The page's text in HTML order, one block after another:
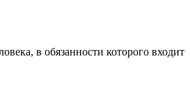
в обязанности которого входит